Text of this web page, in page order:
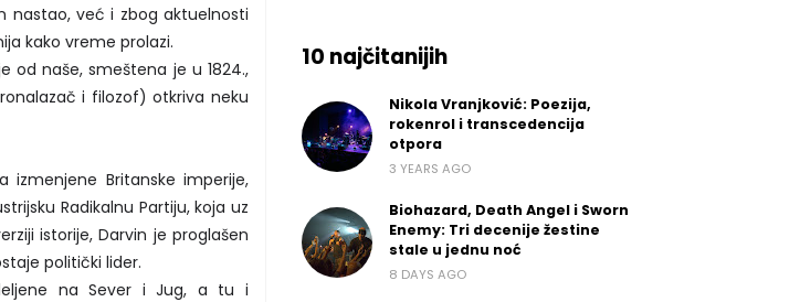
nastao, već i zbog aktuelnosti
kako vreme prolazi.
od naše, smeštena je u 1824.,
i filozof) otkriva neku
izmenjene Britanske imperije,
Radikalnu Partiju, koja uz
istorije, Darvin je proglašen
politički lider.
na Sever i Jug, a tu i
10 najčitanijih
Nikola Vranjković: Poezija,
rokenrol i transcedencija
otpora
3 YEARS AGO
Biohazard, Death Angel i Sworn
Enemy: Tri decenije žestine
stale u jednu noć
8 DAYS AGO